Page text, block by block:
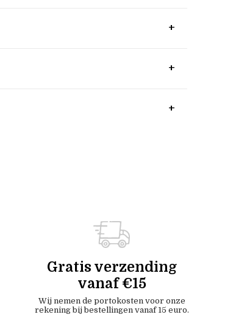
Gratis verzending
vanaf €15
Wij nemen de portokosten voor onze
rekening bij bestellingen vanaf 15 euro.